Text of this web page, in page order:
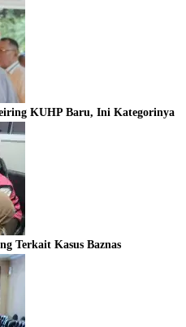
KUHP Baru, Ini Kategorinya
Terkait Kasus Baznas